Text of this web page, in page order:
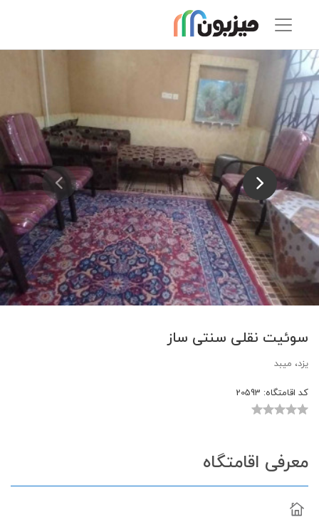
سوئیت نقلی سنتی ساز
یزد، میبد
کد اقامتگاه:
معرفی اقامتگاه